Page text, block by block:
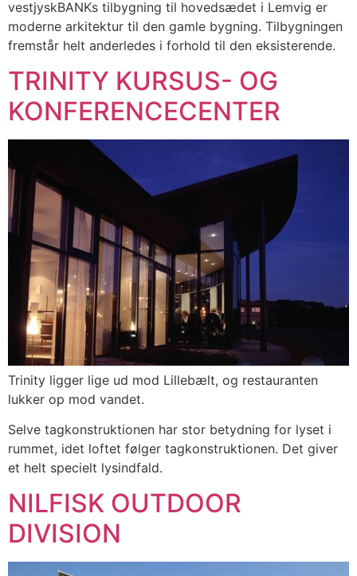
vestjyskBANKs tilbygning til hovedsædet i Lemvig er
moderne arkitektur til den gamle bygning. Tilbygningen
fremstår helt anderledes i forhold til den eksisterende.
TRINITY KURSUS- OG
KONFERENCECENTER
Trinity ligger lige ud mod Lillebælt, og restauranten
lukker op mod vandet.
Selve tagkonstruktionen har stor betydning for lyset i
rummet, idet loftet følger tagkonstruktionen. Det giver
et helt specielt lysindfald.
NILFISK OUTDOOR
DIVISION